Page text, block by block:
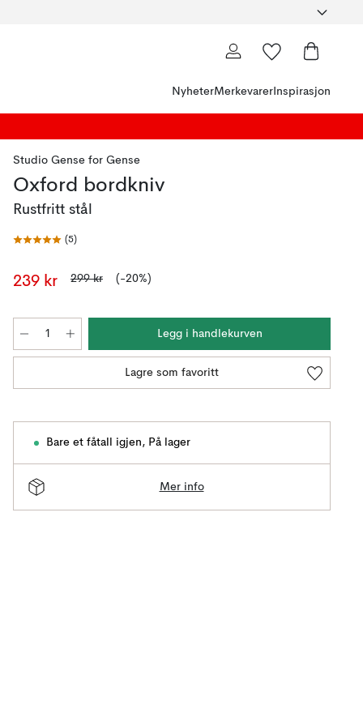
NyheterMerkevarer Inspirasjon
Studio Gense for Gense
Oxford bordkniv
Rustfritt stål
(5)
239 kr 299 kr (-20%)
Legg i handlekurven
Lagre som favoritt
Bare et fåtall igjen, På lager
Mer info